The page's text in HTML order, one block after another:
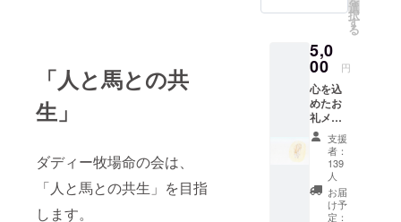
「人と馬との共
生」
ダディー牧場命の会は、
「人と馬との共生」を目指
します。
選
択
す
る
5,0
00 円
心を込
めたお
礼メー
ルのご
送付
由美子
のイラ
ストポ
スト
カード
支援
者：
139
人
お届
け予
定：